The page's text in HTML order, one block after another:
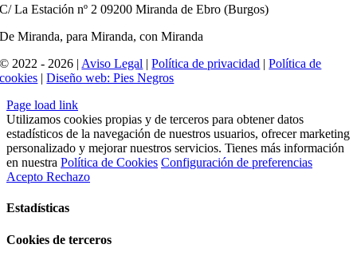
C/ La Estación nº 2 09200 Miranda de Ebro (Burgos)
De Miranda, para Miranda, con Miranda
© 2022 - 2026 | Aviso Legal |Política de privacidad |Política de
cookies |Diseño web: Pies Negros
Page load link
Utilizamos cookies propias y de terceros para obtener datos
estadísticos de la navegación de nuestros usuarios, ofrecer marketing
personalizado y mejorar nuestros servicios. Tienes más información
en nuestra Política de Cookies Configuración de preferencias
Acepto Rechazo
Estadísticas
Cookies de terceros